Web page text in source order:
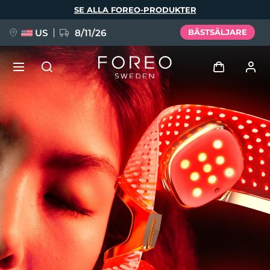
SE ALLA FOREO-PRODUKTER
US 8/11/26 BÄSTSÄLJARE
Logga in
Användarprofil
Mina enheter
Mina beställningar
Mina adresser
Mina prenumerationer
NYHET
FAQ™ Pure Beauty-Tech Elixir
BREAKING NEWS
issa™ Teeth Whitening Set
Språk
English Deutsch
Español
Français
Italiano
Português
Polski
Svenska
Русский
Türkçe
简体中文 繁體中文